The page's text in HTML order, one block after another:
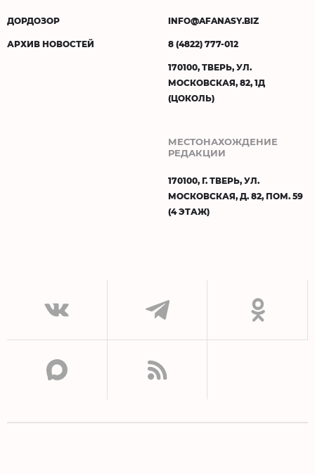
ДОРДОЗОР
АРХИВ НОВОСТЕЙ
INFO@AFANASY.BIZ
8 (4822) 777-012
170100, ТВЕРЬ, УЛ.
МОСКОВСКАЯ, 82, 1Д
(ЦОКОЛЬ)
МЕСТОНАХОЖДЕНИЕ
РЕДАКЦИИ
170100, Г. ТВЕРЬ, УЛ.
МОСКОВСКАЯ, Д. 82, ПОМ. 59
(4 ЭТАЖ)